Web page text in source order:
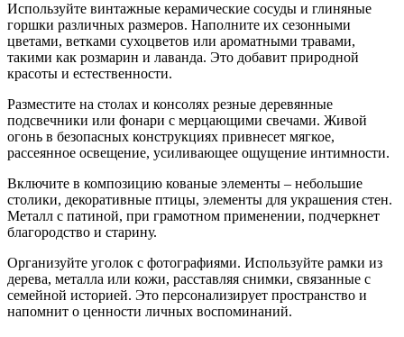
Используйте винтажные керамические сосуды и глиняные
горшки различных размеров. Наполните их сезонными
цветами, ветками сухоцветов или ароматными травами,
такими как розмарин и лаванда. Это добавит природной
красоты и естественности.
Разместите на столах и консолях резные деревянные
подсвечники или фонари с мерцающими свечами. Живой
огонь в безопасных конструкциях привнесет мягкое,
рассеянное освещение, усиливающее ощущение интимности.
Включите в композицию кованые элементы – небольшие
столики, декоративные птицы, элементы для украшения стен.
Металл с патиной, при грамотном применении, подчеркнет
благородство и старину.
Организуйте уголок с фотографиями. Используйте рамки из
дерева, металла или кожи, расставляя снимки, связанные с
семейной историей. Это персонализирует пространство и
напомнит о ценности личных воспоминаний.